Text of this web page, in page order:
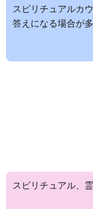
スピリチュアルカ
答えになる場合が多
スピリチュアル、